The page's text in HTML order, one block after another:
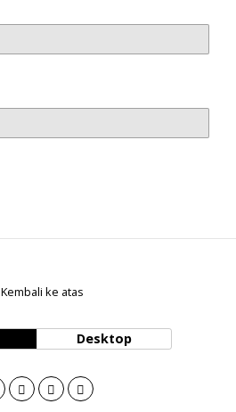
Kembali ke atas
Desktop